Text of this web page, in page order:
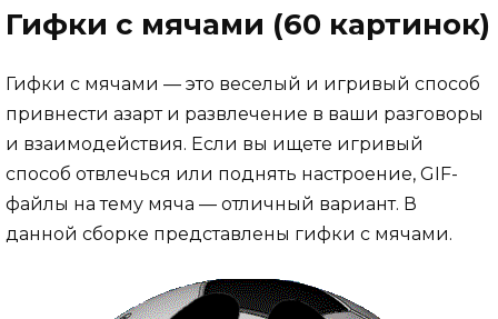
Гифки с мячами (60 картинок)
Гифки с мячами — это веселый и игривый способ
привнести азарт и развлечение в ваши разговоры
и взаимодействия. Если вы ищете игривый
способ отвлечься или поднять настроение, GIF-
файлы на тему мяча — отличный вариант. В
данной сборке представлены гифки с мячами.